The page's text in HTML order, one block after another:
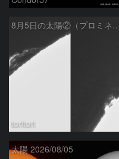
8月5日の太陽②（プロ
toritori
太陽 2026/08/05